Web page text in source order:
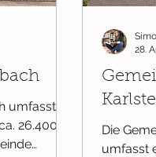
umfasst
26.400
Die
umfasst
28.